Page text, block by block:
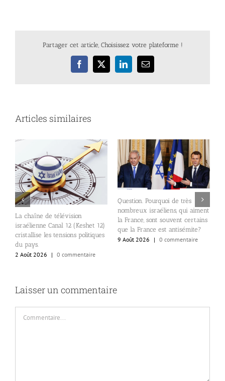
Partager cet article, Choisissez votre plateforme !
Facebook
X LinkedInEmail
Articles similaires
La chaîne de télévision
israélienne Canal 12 (Keshet 12)
cristallise les tensions politiques
du pays.
2 Août 2026
| 0 commentaire
Question. Pourquoi de très
nombreux israéliens, qui aiment
la France, sont souvent certains
que la France est antisémite?
9 Août 2026
| 0 commentaire
Laisser un commentaire